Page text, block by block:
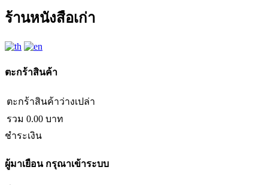
ร้านหนังสือเก่า
ตะกร้าสินค้า
ตะกร้าสินค้าว่างเปล่า
รวม 0.00 บาท
ชำระเงิน
ผู้มาเยือนกรุณาเข้าระบบ